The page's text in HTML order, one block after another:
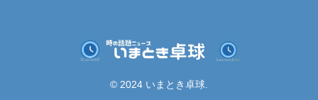
© 2024 いまとき卓球.